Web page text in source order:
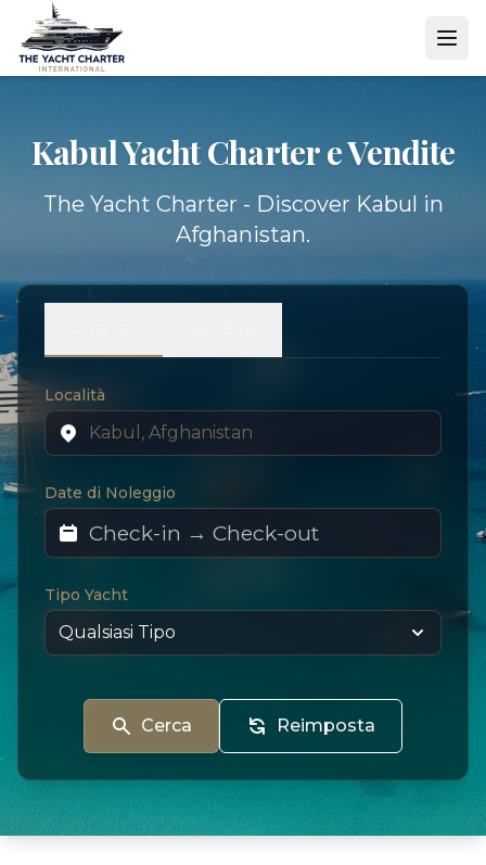
Kabul YachtCharter e Vendite
The Yacht Charter - Discover Kabul in
Afghanistan.
Località
Date di Noleggio
Tipo Yacht
Cerca Reimposta